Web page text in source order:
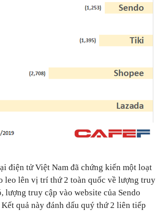
điện tử Việt Nam đã chứng kiến một loạt
leo lên vị trí thứ 2 toàn quốc về lượng truy
lượng truy cập vào website của Sendo
quả này đánh dấu quý thứ 2 liên tiếp